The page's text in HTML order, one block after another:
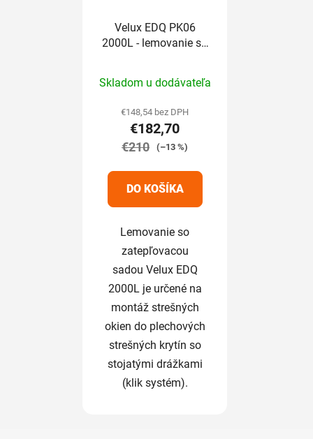
Velux EDQ PK06
2000L - lemovanie so
Skladom u dodávateľa
€148,54 bez DPH
€182,70
€210 (–13 %)
DO KOŠÍKA
Lemovanie so
zatepľovacou
sadou Velux EDQ
2000L je určené na
montáž strešných
okien do plechových
strešných krytín so
stojatými drážkami
(klik systém).